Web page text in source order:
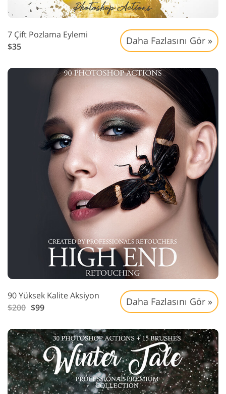
7 Çift Pozlama Eylemi
$35
Daha Fazlasını Gör »
90 Yüksek Kalite Aksiyon
$200 $99
Daha Fazlasını Gör »